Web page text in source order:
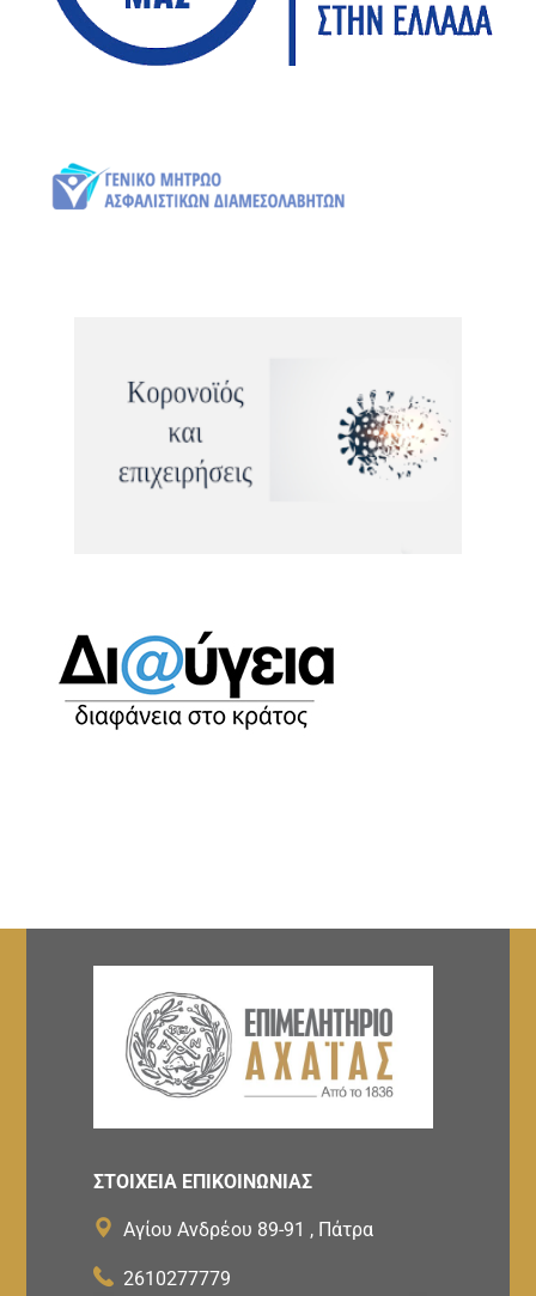
ΣΤΟΙΧΕΙΑ ΕΠΙΚΟΙΝΩΝΙΑΣ
Αγίου Ανδρέου 89-91 , Πάτρα
2610277779